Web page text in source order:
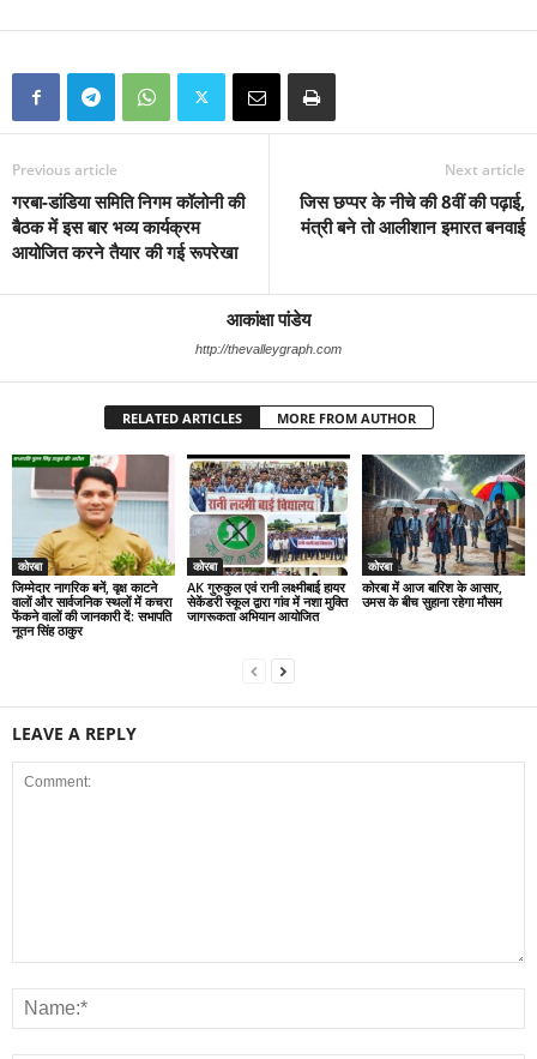
Previous article
गरबा-डांडिया समिति निगम कॉलोनी की
बैठक में इस बार भव्य कार्यक्रम
आयोजित करने तैयार की गई रूपरेखा
Next article
जिस छप्पर के नीचे की 8वीं की पढ़ाई,
मंत्री बने तो आलीशान इमारत बनवाई
आकांक्षा पांडेय
http://thevalleygraph.com
RELATED ARTICLES MORE FROM AUTHOR
कोरबा
जिम्मेदार नागरिक बनें, वृक्ष काटने
वालों और सार्वजनिक स्थलों में कचरा
फेंकने वालों की जानकारी दें: सभापति
नूतन सिंह ठाकुर
कोरबा
AK गुरुकुल एवं रानी लक्ष्मीबाई हायर
सेकेंडरी स्कूल द्वारा गांव में नशा मुक्ति
जागरूकता अभियान आयोजित
कोरबा
कोरबा में आज बारिश के आसार,
उमस के बीच सुहाना रहेगा मौसम
LEAVE A REPLY